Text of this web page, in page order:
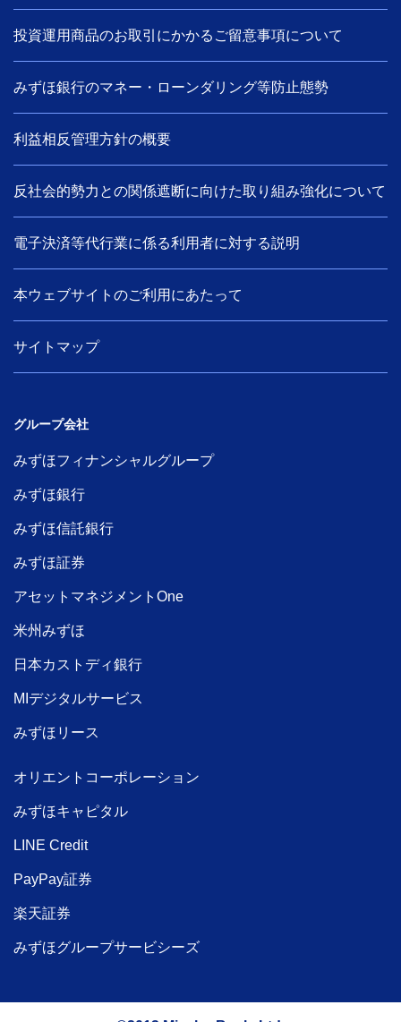
投資運用商品のお取引にかかるご留意事項について
みずほ銀行のマネー・ローンダリング等防止態勢
利益相反管理方針の概要
反社会的勢力との関係遮断に向けた取り組み強化について
電子決済等代行業に係る利用者に対する説明
本ウェブサイトのご利用にあたって
サイトマップ
グループ会社
みずほフィナンシャルグループ
みずほ銀行
みずほ信託銀行
みずほ証券
アセットマネジメントOne
米州みずほ
日本カストディ銀行
MIデジタルサービス
みずほリース
オリエントコーポレーション
みずほキャピタル
LINE Credit
PayPay証券
楽天証券
みずほグループサービシーズ